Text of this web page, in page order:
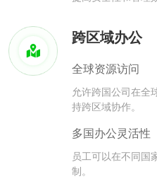
跨区域办公
全球资源访问
允许跨国公司在全
持跨区域协作。
多国办公灵活性
员工可以在不同国
制。